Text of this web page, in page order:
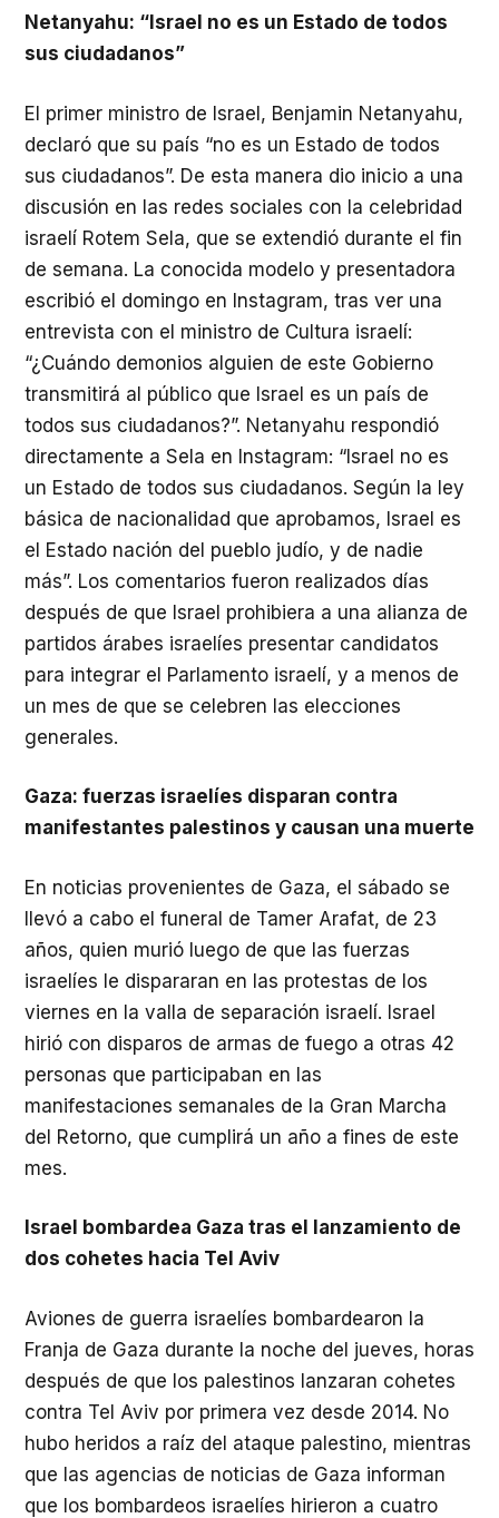
Netanyahu: “Israel no es un Estado de todos
sus ciudadanos”
El primer ministro de Israel, Benjamin Netanyahu,
declaró que su país “no es un Estado de todos
sus ciudadanos”. De esta manera dio inicio a una
discusión en las redes sociales con la celebridad
israelí Rotem Sela, que se extendió durante el fin
de semana. La conocida modelo y presentadora
escribió el domingo en Instagram, tras ver una
entrevista con el ministro de Cultura israelí:
“¿Cuándo demonios alguien de este Gobierno
transmitirá al público que Israel es un país de
todos sus ciudadanos?”. Netanyahu respondió
directamente a Sela en Instagram: “Israel no es
un Estado de todos sus ciudadanos. Según la ley
básica de nacionalidad que aprobamos, Israel es
el Estado nación del pueblo judío, y de nadie
más”. Los comentarios fueron realizados días
después de que Israel prohibiera a una alianza de
partidos árabes israelíes presentar candidatos
para integrar el Parlamento israelí, y a menos de
un mes de que se celebren las elecciones
generales.
Gaza: fuerzas israelíes disparan contra
manifestantes palestinos y causan una muerte
En noticias provenientes de Gaza, el sábado se
llevó a cabo el funeral de Tamer Arafat, de 23
años, quien murió luego de que las fuerzas
israelíes le dispararan en las protestas de los
viernes en la valla de separación israelí. Israel
hirió con disparos de armas de fuego a otras 42
personas que participaban en las
manifestaciones semanales de la Gran Marcha
del Retorno, que cumplirá un año a fines de este
mes.
Israel bombardea Gaza tras el lanzamiento de
dos cohetes hacia Tel Aviv
Aviones de guerra israelíes bombardearon la
Franja de Gaza durante la noche del jueves, horas
después de que los palestinos lanzaran cohetes
contra Tel Aviv por primera vez desde 2014. No
hubo heridos a raíz del ataque palestino, mientras
que las agencias de noticias de Gaza informan
que los bombardeos israelíes hirieron a cuatro